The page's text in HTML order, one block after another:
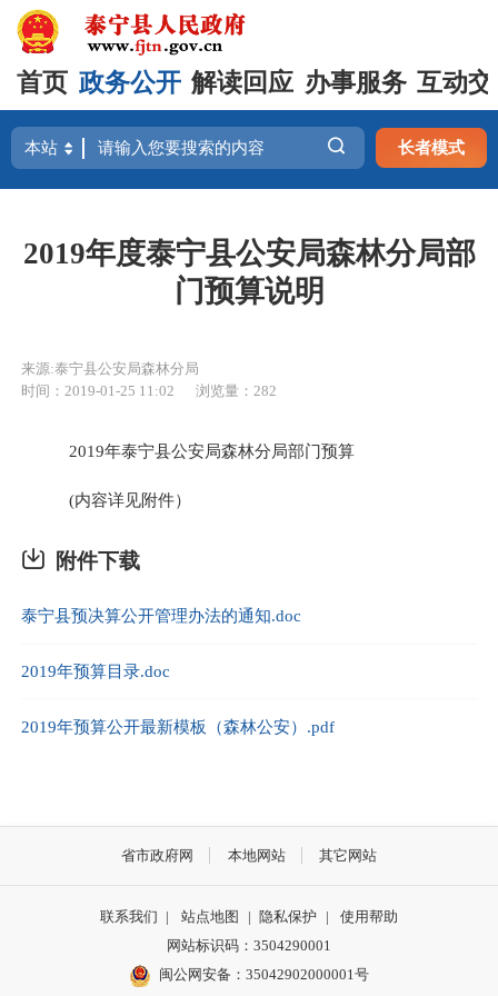
首页 政务公开 解读回应 办事服务 互动
长者模式
2019年度泰宁县公安局森林分局部
门预算说明
来源:泰宁县公安局森林分局
时间：2019-01-25 11:02
浏览量：282
2019年泰宁县公安局森林分局部门预算
(内容详见附件）
附件下载
泰宁县预决算公开管理办法的通知.doc
2019年预算目录.doc
2019年预算公开最新模板（森林公安）.pdf
省市政府网 本地网站 其它网站
联系我们 | 站点地图 | 隐私保护 |
使用帮助
网站标识码：3504290001
闽公网安备：35042902000001号